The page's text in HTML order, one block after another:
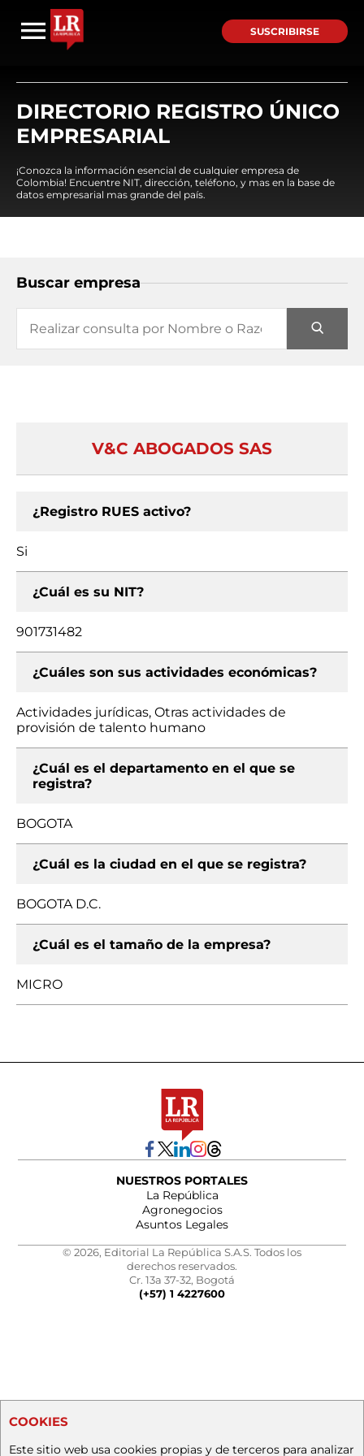
SUSCRIBIRSE
DIRECTORIO REGISTRO ÚNICO
EMPRESARIAL
¡Conozca la información esencial de cualquier empresa de
Colombia! Encuentre NIT, dirección, teléfono, y mas en la base de
datos empresarial mas grande del país.
Buscar empresa
V&C ABOGADOS SAS
¿Registro RUES activo?
Si
¿Cuál es su NIT?
901731482
¿Cuáles son sus actividades económicas?
Actividades jurídicas, Otras actividades de
provisión de talento humano
¿Cuál es el departamento en el que se
registra?
BOGOTA
¿Cuál es la ciudad en el que se registra?
BOGOTA D.C.
¿Cuál es el tamaño de la empresa?
MICRO
NUESTROS PORTALES
La República
Agronegocios
Asuntos Legales
© 2026, Editorial La República S.A.S. Todos los
derechos reservados.
Cr. 13a 37-32, Bogotá
(+57) 1 4227600
COOKIES
Este sitio web usa cookies propias y de terceros para analizar